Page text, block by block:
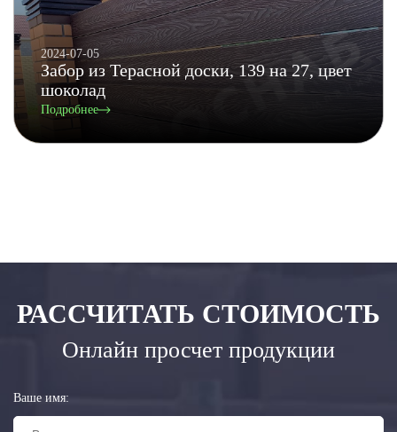
2024-07-05
Забор из Терасной доски, 139 на 27, цвет
шоколад
Подробнее
РАССЧИТАТЬ СТОИМОСТЬ
Онлайн просчет продукции
Ваше имя: